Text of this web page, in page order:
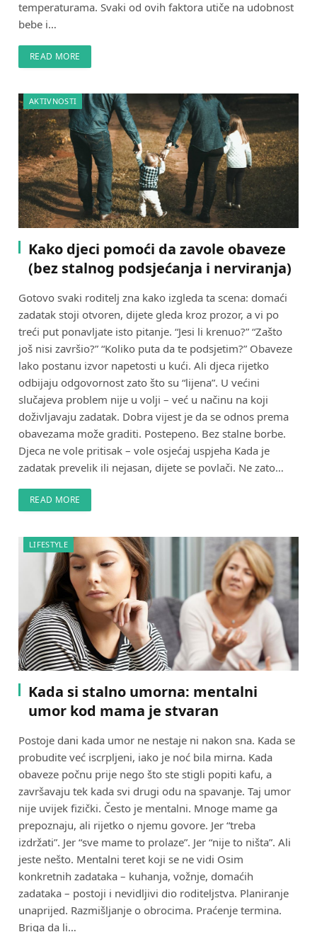
temperaturama. Svaki od ovih faktora utiče na udobnost
bebe i…
READ MORE
AKTIVNOSTI
Kako djeci pomoći da zavole obaveze
(bez stalnog podsjećanja i nerviranja)
Gotovo svaki roditelj zna kako izgleda ta scena: domaći
zadatak stoji otvoren, dijete gleda kroz prozor, a vi po
treći put ponavljate isto pitanje. “Jesi li krenuo?” “Zašto
još nisi završio?” “Koliko puta da te podsjetim?” Obaveze
lako postanu izvor napetosti u kući. Ali djeca rijetko
odbijaju odgovornost zato što su “lijena”. U većini
slučajeva problem nije u volji – već u načinu na koji
doživljavaju zadatak. Dobra vijest je da se odnos prema
obavezama može graditi. Postepeno. Bez stalne borbe.
Djeca ne vole pritisak – vole osjećaj uspjeha Kada je
zadatak prevelik ili nejasan, dijete se povlači. Ne zato…
READ MORE
LIFESTYLE
Kada si stalno umorna: mentalni
umor kod mama je stvaran
Postoje dani kada umor ne nestaje ni nakon sna. Kada se
probudite već iscrpljeni, iako je noć bila mirna. Kada
obaveze počnu prije nego što ste stigli popiti kafu, a
završavaju tek kada svi drugi odu na spavanje. Taj umor
nije uvijek fizički. Često je mentalni. Mnoge mame ga
prepoznaju, ali rijetko o njemu govore. Jer “treba
izdržati”. Jer “sve mame to prolaze”. Jer “nije to ništa”. Ali
jeste nešto. Mentalni teret koji se ne vidi Osim
konkretnih zadataka – kuhanja, vožnje, domaćih
zadataka – postoji i nevidljivi dio roditeljstva. Planiranje
unaprijed. Razmišljanje o obrocima. Praćenje termina.
Briga da li…